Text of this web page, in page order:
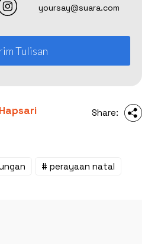
yoursay@suara.com
Tulisan
Share:
# perayaan natal